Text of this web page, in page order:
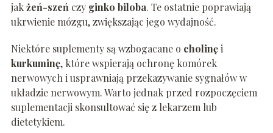
jakżeń-szeńczy ginko biloba. Te ostatnie poprawiają
ukrwienie mózgu, zwiększając jego wydajność.
Niektóre suplementy są wzbogacane o cholinęi
kurkuminę, które wspierają ochronę komórek
nerwowych i usprawniają przekazywanie sygnałów w
układzie nerwowym. Warto jednak przed rozpoczęciem
suplementacji skonsultować się z lekarzem lub
dietetykiem.